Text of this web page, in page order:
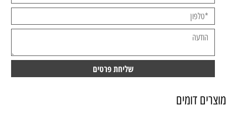
מוצרים דומים